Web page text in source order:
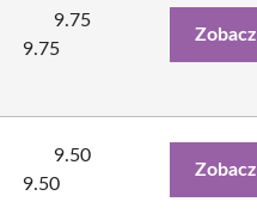
9.75
9.75
9.50
9.50